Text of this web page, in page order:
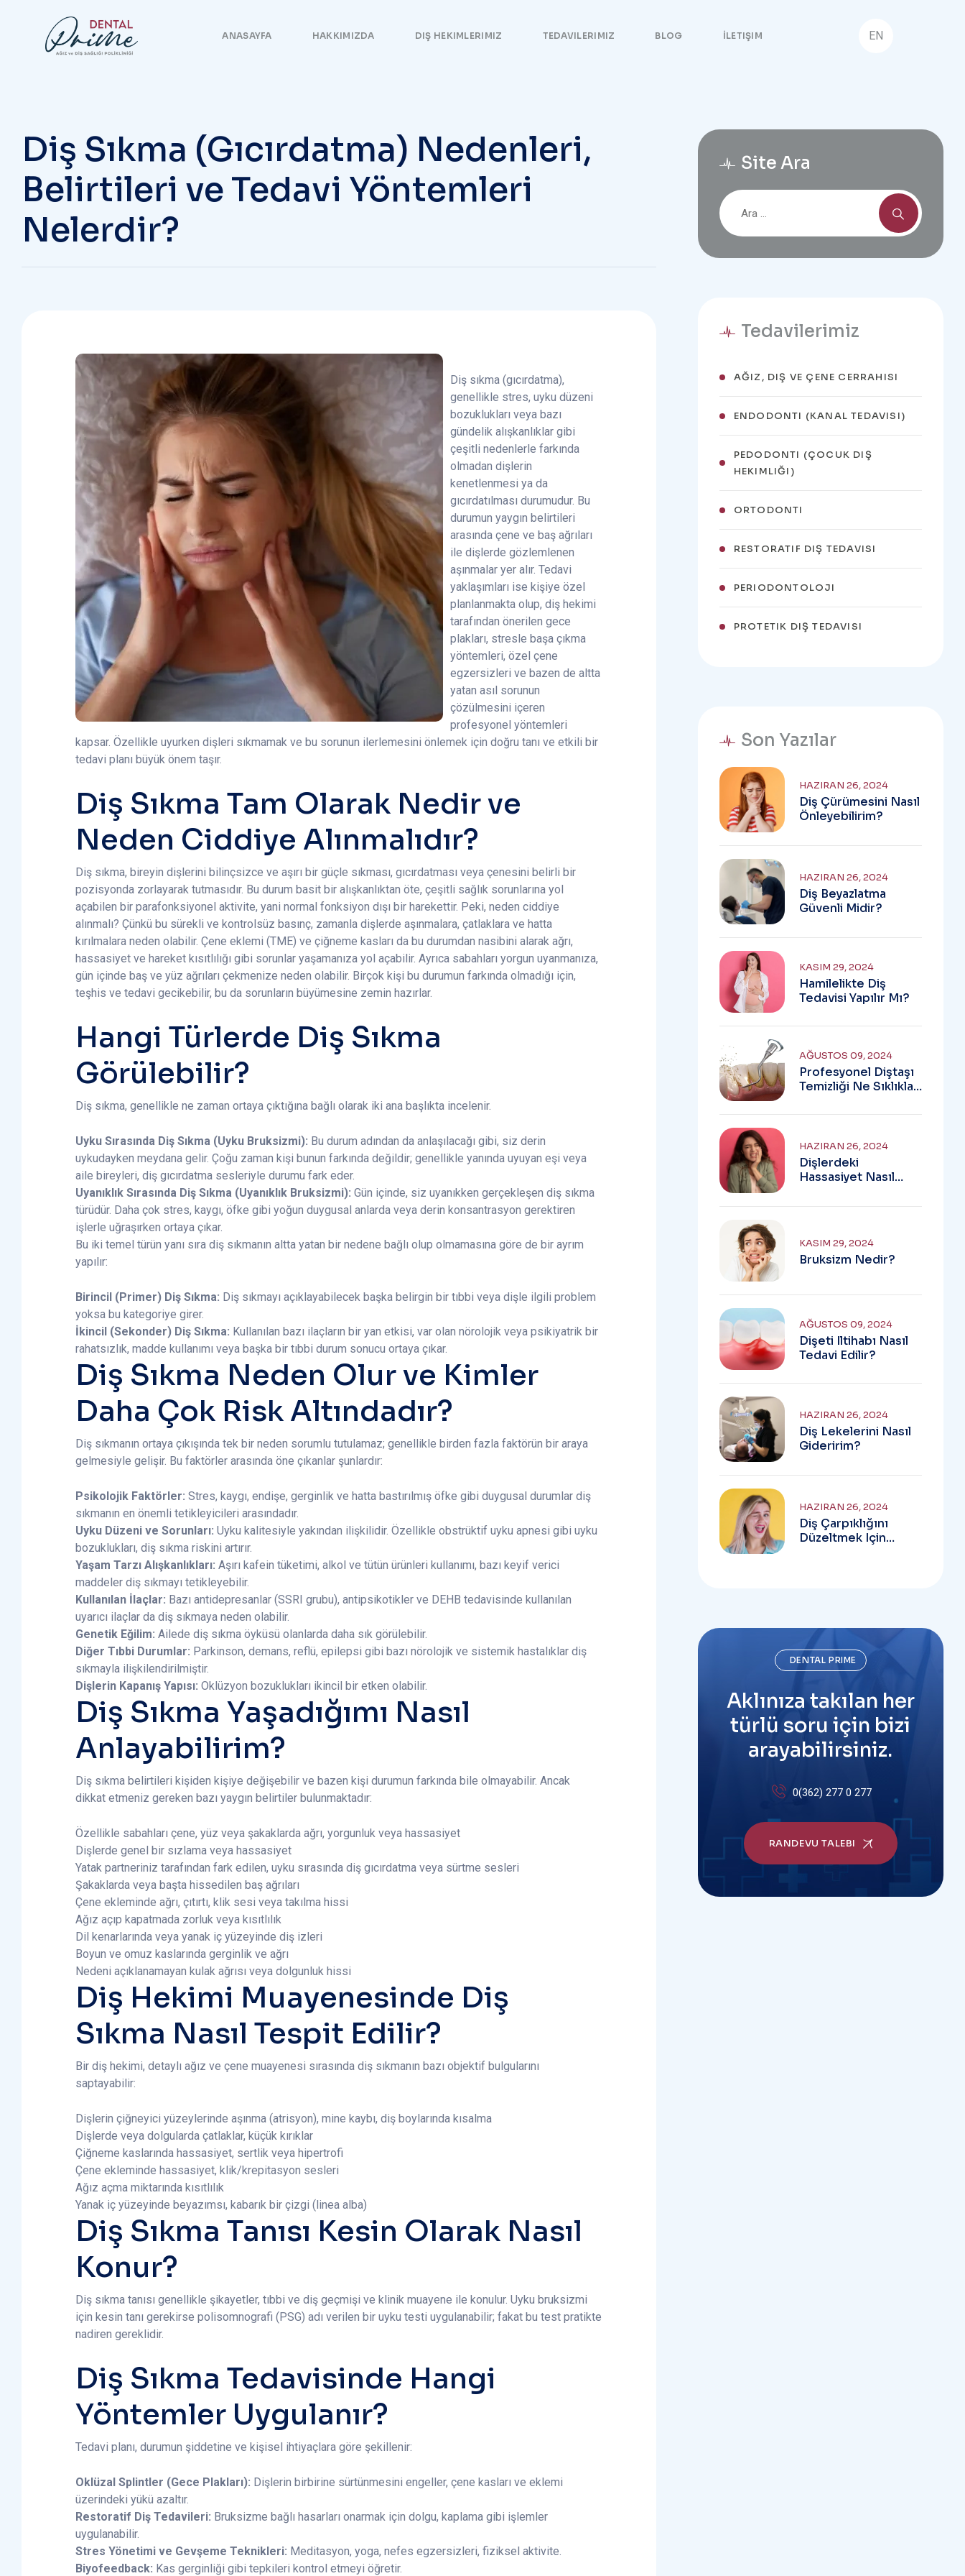
ANASAYFA HAKKIMIZDA DIŞ HEKIMLERIMIZ TEDAVILERIMIZ BLOG İLETIŞIM EN
Diş Sıkma (Gıcırdatma) Nedenleri,
Belirtileri ve Tedavi Yöntemleri
Nelerdir?
Diş sıkma (gıcırdatma),
genellikle stres, uyku düzeni
bozuklukları veya bazı
gündelik alışkanlıklar gibi
çeşitli nedenlerle farkında
olmadan dişlerin
kenetlenmesi ya da
gıcırdatılması durumudur. Bu
durumun yaygın belirtileri
arasında çene ve baş ağrıları
ile dişlerde gözlemlenen
aşınmalar yer alır. Tedavi
yaklaşımları ise kişiye özel
planlanmakta olup, diş hekimi
tarafından önerilen gece
plakları, stresle başa çıkma
yöntemleri, özel çene
egzersizleri ve bazen de altta
yatan asıl sorunun
çözülmesini içeren
profesyonel yöntemleri
kapsar. Özellikle uyurken dişleri sıkmamak ve bu sorunun ilerlemesini önlemek için doğru tanı ve etkili bir
tedavi planı büyük önem taşır.
Diş Sıkma Tam Olarak Nedir ve
Neden Ciddiye Alınmalıdır?
Diş sıkma, bireyin dişlerini bilinçsizce ve aşırı bir güçle sıkması, gıcırdatması veya çenesini belirli bir
pozisyonda zorlayarak tutmasıdır. Bu durum basit bir alışkanlıktan öte, çeşitli sağlık sorunlarına yol
açabilen bir parafonksiyonel aktivite, yani normal fonksiyon dışı bir harekettir. Peki, neden ciddiye
alınmalı? Çünkü bu sürekli ve kontrolsüz basınç, zamanla dişlerde aşınmalara, çatlaklara ve hatta
kırılmalara neden olabilir. Çene eklemi (TME) ve çiğneme kasları da bu durumdan nasibini alarak ağrı,
hassasiyet ve hareket kısıtlılığı gibi sorunlar yaşamanıza yol açabilir. Ayrıca sabahları yorgun uyanmanıza,
gün içinde baş ve yüz ağrıları çekmenize neden olabilir. Birçok kişi bu durumun farkında olmadığı için,
teşhis ve tedavi gecikebilir, bu da sorunların büyümesine zemin hazırlar.
Hangi Türlerde Diş Sıkma
Görülebilir?
Diş sıkma, genellikle ne zaman ortaya çıktığına bağlı olarak iki ana başlıkta incelenir.
Uyku Sırasında Diş Sıkma (Uyku Bruksizmi): Bu durum adından da anlaşılacağı gibi, siz derin
uykudayken meydana gelir. Çoğu zaman kişi bunun farkında değildir; genellikle yanında uyuyan eşi veya
aile bireyleri, diş gıcırdatma sesleriyle durumu fark eder.
Uyanıklık Sırasında Diş Sıkma (Uyanıklık Bruksizmi): Gün içinde, siz uyanıkken gerçekleşen diş sıkma
türüdür. Daha çok stres, kaygı, öfke gibi yoğun duygusal anlarda veya derin konsantrasyon gerektiren
işlerle uğraşırken ortaya çıkar.
Bu iki temel türün yanı sıra diş sıkmanın altta yatan bir nedene bağlı olup olmamasına göre de bir ayrım
yapılır:
Birincil (Primer) Diş Sıkma: Diş sıkmayı açıklayabilecek başka belirgin bir tıbbi veya dişle ilgili problem
yoksa bu kategoriye girer.
İkincil (Sekonder) Diş Sıkma: Kullanılan bazı ilaçların bir yan etkisi, var olan nörolojik veya psikiyatrik bir
rahatsızlık, madde kullanımı veya başka bir tıbbi durum sonucu ortaya çıkar.
Diş Sıkma Neden Olur ve Kimler
Daha Çok Risk Altındadır?
Diş sıkmanın ortaya çıkışında tek bir neden sorumlu tutulamaz; genellikle birden fazla faktörün bir araya
gelmesiyle gelişir. Bu faktörler arasında öne çıkanlar şunlardır:
Psikolojik Faktörler: Stres, kaygı, endişe, gerginlik ve hatta bastırılmış öfke gibi duygusal durumlar diş
sıkmanın en önemli tetikleyicileri arasındadır.
Uyku Düzeni ve Sorunları: Uyku kalitesiyle yakından ilişkilidir. Özellikle obstrüktif uyku apnesi gibi uyku
bozuklukları, diş sıkma riskini artırır.
Yaşam Tarzı Alışkanlıkları: Aşırı kafein tüketimi, alkol ve tütün ürünleri kullanımı, bazı keyif verici
maddeler diş sıkmayı tetikleyebilir.
Kullanılan İlaçlar: Bazı antidepresanlar (SSRI grubu), antipsikotikler ve DEHB tedavisinde kullanılan
uyarıcı ilaçlar da diş sıkmaya neden olabilir.
Genetik Eğilim: Ailede diş sıkma öyküsü olanlarda daha sık görülebilir.
Diğer Tıbbi Durumlar: Parkinson, demans, reflü, epilepsi gibi bazı nörolojik ve sistemik hastalıklar diş
sıkmayla ilişkilendirilmiştir.
Dişlerin Kapanış Yapısı: Oklüzyon bozuklukları ikincil bir etken olabilir.
Diş Sıkma Yaşadığımı Nasıl
Anlayabilirim?
Diş sıkma belirtileri kişiden kişiye değişebilir ve bazen kişi durumun farkında bile olmayabilir. Ancak
dikkat etmeniz gereken bazı yaygın belirtiler bulunmaktadır:
Özellikle sabahları çene, yüz veya şakaklarda ağrı, yorgunluk veya hassasiyet
Dişlerde genel bir sızlama veya hassasiyet
Yatak partneriniz tarafından fark edilen, uyku sırasında diş gıcırdatma veya sürtme sesleri
Şakaklarda veya başta hissedilen baş ağrıları
Çene ekleminde ağrı, çıtırtı, klik sesi veya takılma hissi
Ağız açıp kapatmada zorluk veya kısıtlılık
Dil kenarlarında veya yanak iç yüzeyinde diş izleri
Boyun ve omuz kaslarında gerginlik ve ağrı
Nedeni açıklanamayan kulak ağrısı veya dolgunluk hissi
Diş Hekimi Muayenesinde Diş
Sıkma Nasıl Tespit Edilir?
Bir diş hekimi, detaylı ağız ve çene muayenesi sırasında diş sıkmanın bazı objektif bulgularını
saptayabilir:
Dişlerin çiğneyici yüzeylerinde aşınma (atrisyon), mine kaybı, diş boylarında kısalma
Dişlerde veya dolgularda çatlaklar, küçük kırıklar
Çiğneme kaslarında hassasiyet, sertlik veya hipertrofi
Çene ekleminde hassasiyet, klik/krepitasyon sesleri
Ağız açma miktarında kısıtlılık
Yanak iç yüzeyinde beyazımsı, kabarık bir çizgi (linea alba)
Diş Sıkma Tanısı Kesin Olarak Nasıl
Konur?
Diş sıkma tanısı genellikle şikayetler, tıbbi ve diş geçmişi ve klinik muayene ile konulur. Uyku bruksizmi
için kesin tanı gerekirse polisomnografi (PSG) adı verilen bir uyku testi uygulanabilir; fakat bu test pratikte
nadiren gereklidir.
Diş Sıkma Tedavisinde Hangi
Yöntemler Uygulanır?
Tedavi planı, durumun şiddetine ve kişisel ihtiyaçlara göre şekillenir:
Oklüzal Splintler (Gece Plakları): Dişlerin birbirine sürtünmesini engeller, çene kasları ve eklemi
üzerindeki yükü azaltır.
Restoratif Diş Tedavileri: Bruksizme bağlı hasarları onarmak için dolgu, kaplama gibi işlemler
uygulanabilir.
Stres Yönetimi ve Gevşeme Teknikleri: Meditasyon, yoga, nefes egzersizleri, fiziksel aktivite.
Biyofeedback: Kas gerginliği gibi tepkileri kontrol etmeyi öğretir.
Site Ara
Tedavilerimiz
AĞIZ, DIŞ VE ÇENE CERRAHISI
ENDODONTI (KANAL TEDAVISI)
PEDODONTI (ÇOCUK DIŞ
HEKIMLIĞI)
ORTODONTI
RESTORATIF DIŞ TEDAVISI
PERIODONTOLOJI
PROTETIK DIŞ TEDAVISI
Son Yazılar
HAZIRAN 26, 2024
Diş Çürümesini Nasıl
Önleyebilirim?
HAZIRAN 26, 2024
Diş Beyazlatma
Güvenli Midir?
KASIM 29, 2024
Hamilelikte Diş
Tedavisi Yapılır Mı?
AĞUSTOS 09, 2024
Profesyonel Diştaşı
Temizliği Ne Sıklıkla
HAZIRAN 26, 2024
Dişlerdeki
Hassasiyet Nasıl
KASIM 29, 2024
Bruksizm Nedir?
AĞUSTOS 09, 2024
Dişeti Iltihabı Nasıl
Tedavi Edilir?
HAZIRAN 26, 2024
Diş Lekelerini Nasıl
Gideririm?
HAZIRAN 26, 2024
Diş Çarpıklığını
Düzeltmek Için
DENTAL PRIME
Aklınıza takılan her
türlü soru için bizi
arayabilirsiniz.
0(362) 277 0 277
RANDEVU TALEBI